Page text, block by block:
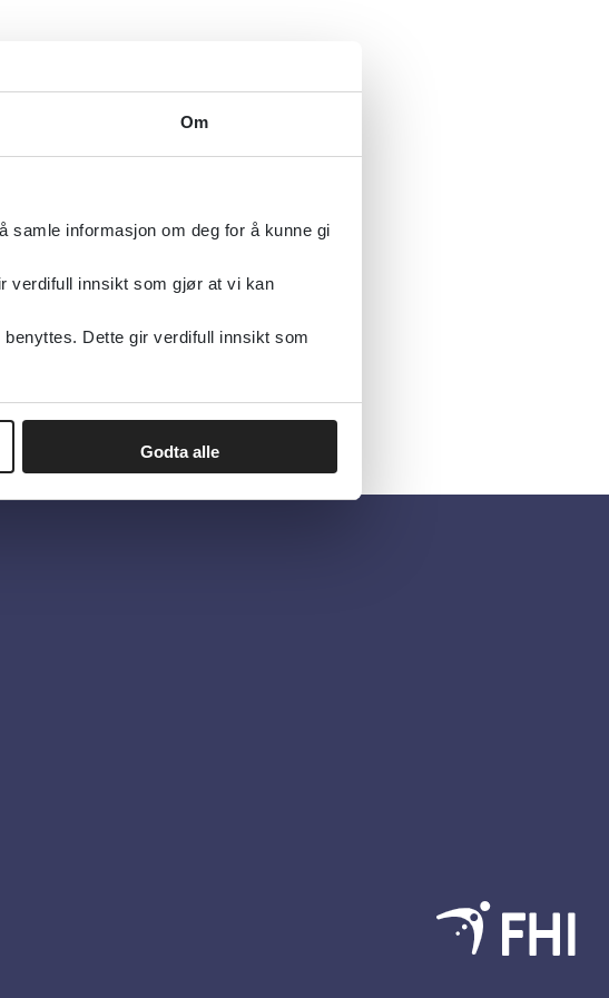
Om
samle informasjon om deg for å kunne gi
verdifull innsikt som gjør at vi kan
Dette gir verdifull innsikt som
Godta alle